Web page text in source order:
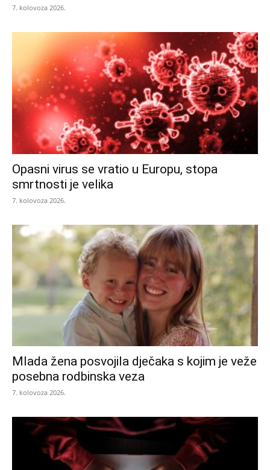
7. kolovoza 2026.
Opasni virus se vratio u Europu, stopa
smrtnosti je velika
7. kolovoza 2026.
Mlada žena posvojila dječaka s kojim je veže
posebna rodbinska veza
7. kolovoza 2026.